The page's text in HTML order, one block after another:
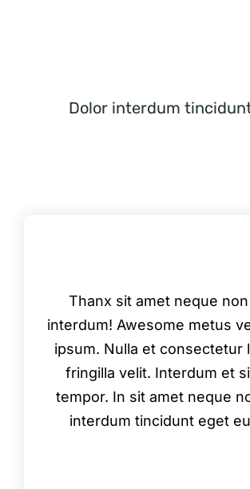
Dolor interdum
Thanx sit amet neque
interdum! Awesome metus
ipsum. Nulla et consectetur
fringilla velit. Interdum et
tempor. In sit amet neque
interdum tincidunt eget